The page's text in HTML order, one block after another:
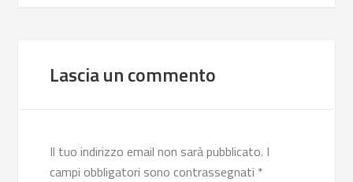
Lascia un commento
Il tuo indirizzo email non sarà pubblicato. I
campi obbligatori sono contrassegnati *